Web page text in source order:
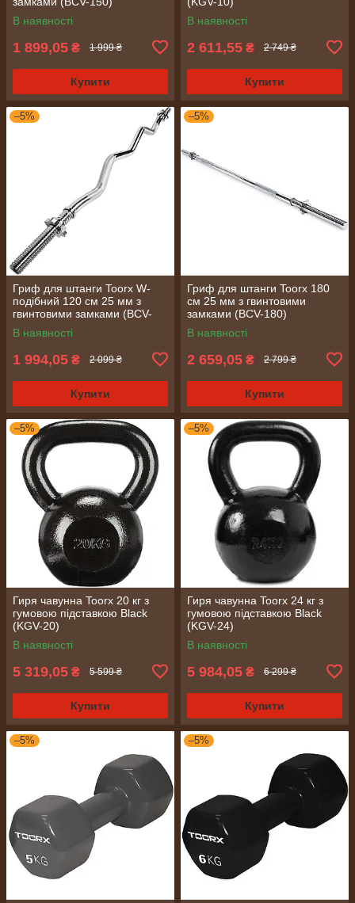
В наявності
1 899,05 ₴ 1 999 ₴
Купити
В наявності
2 611,55 ₴ 2 749 ₴
Купити
–5%
Гриф для штанги Toorx W-
подібний 120 см 25 мм з
гвинтовими замками (BCV-
120)
В наявності
1 994,05 ₴ 2 099 ₴
Купити
–5%
Гриф для штанги Toorx 180
см 25 мм з гвинтовими
замками (BCV-180)
В наявності
2 659,05 ₴ 2 799 ₴
Купити
–5%
Гиря чавунна Toorx 20 кг з
гумовою підставкою Black
(KGV-20)
В наявності
5 319,05 ₴ 5 599 ₴
Купити
–5%
Гиря чавунна Toorx 24 кг з
гумовою підставкою Black
(KGV-24)
В наявності
5 984,05 ₴ 6 299 ₴
Купити
–5% –5%